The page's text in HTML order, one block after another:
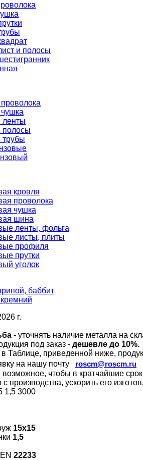
и полосы
ленты
полосы
трубы
кровля
проволока
чушка
шина
ленты, фольга
листы, плиты
профиля
прутки
уголок
баббит
г.
- уточнять наличие металла на
под заказ - дешевле до 10%.
Таблице, приведенной ниже,
на нашу почту
roscm@roscm.ru
чтобы в кратчайшие
с производства, ускорить его
15х15
1,5
22233